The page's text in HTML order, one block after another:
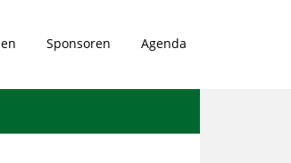
Sponsoren Agenda